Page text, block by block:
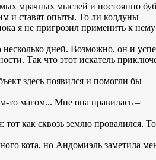
мрачных мыслей и постоянно
и ставят опыты. То ли колдуны
я не пригрозил применить к нему
несколько дней. Возможно, он и
Так что этот искатель
здесь появился и помогли бы
то магом... Мне она нравилась –
как сквозь землю провалился.
кота, но Андомиэль заметила